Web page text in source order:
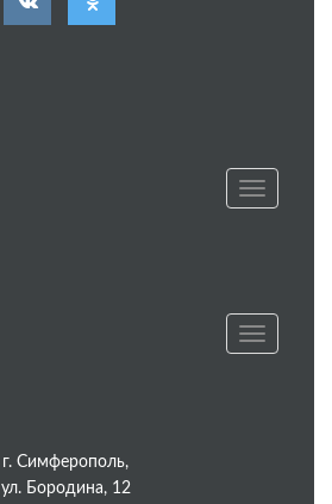
Toggle
Toggle
г. Симферополь,
ул. Бородина, 12